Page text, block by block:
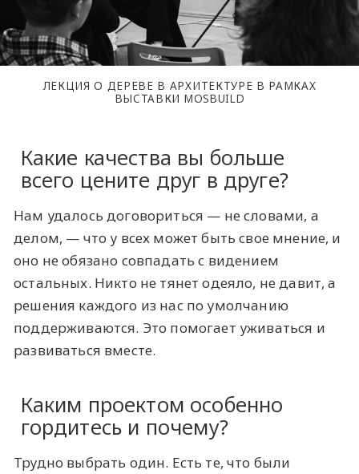
ЛЕКЦИЯ О ДЕРЕВЕ В АРХИТЕКТУРЕ В РАМКАХ
ВЫСТАВКИ MOSBUILD
Какие качества вы больше
всего цените друг в друге?
Нам удалось договориться — не словами, а
делом, — что у всех может быть свое мнение, и
оно не обязано совпадать с видением
остальных. Никто не тянет одеяло, не давит, а
решения каждого из нас по умолчанию
поддерживаются. Это помогает уживаться и
развиваться вместе.
Каким проектом особенно
гордитесь и почему?
Трудно выбрать один. Есть те, что были